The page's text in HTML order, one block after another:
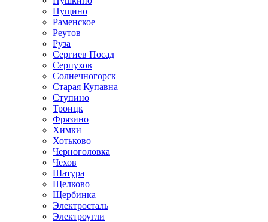
Пущино
Раменское
Реутов
Руза
Сергиев Посад
Серпухов
Солнечногорск
Старая Купавна
Ступино
Троицк
Фрязино
Химки
Хотьково
Черноголовка
Чехов
Шатура
Щелково
Щербинка
Электросталь
Электроугли